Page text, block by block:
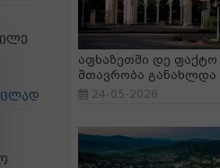
აფხაზეთში დე ფაქტო
მთავრობა განახლდა
24-05-2026